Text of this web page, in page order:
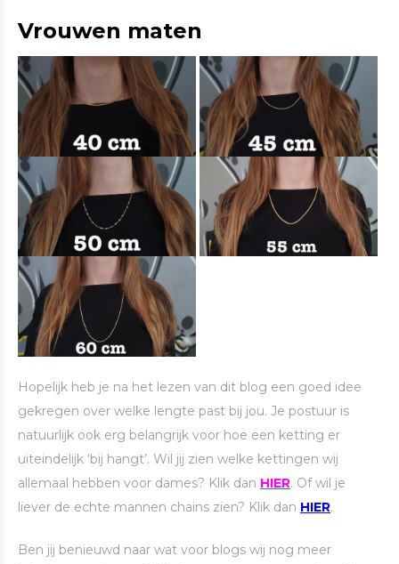
Vrouwen maten
Hopelijk heb je na het lezen van dit blog een goed idee
gekregen over welke lengte past bij jou. Je postuur is
natuurlijk ook erg belangrijk voor hoe een ketting er
uiteindelijk ‘bij hangt’. Wil jij zien welke kettingen wij
allemaal hebben voor dames? Klik dan HIER. Of wil je
liever de echte mannen chains zien? Klik dan HIER.
Ben jij benieuwd naar wat voor blogs wij nog meer